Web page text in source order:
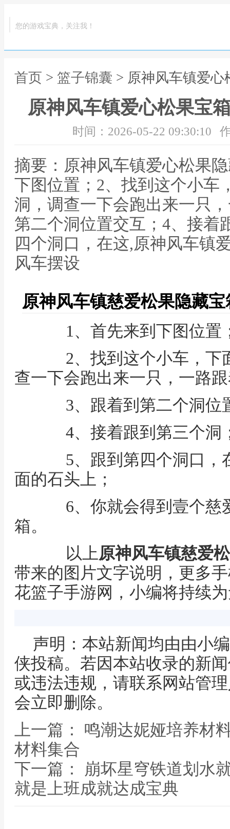
您的游戏宝典，关注我！
首页 > 篮子锦囊 > 原神风车镇爱
原神风车镇爱心松果宝
时间：2026-05-22 09:30:10
摘要：原神风车镇爱心松果
下图位置；2、找到这个小车
洞，调查一下会跑出来一只
第二个洞位置交互；4、接着
四个洞口，在这,原神风车镇
风车摆设
原神风车镇慈爱松果隐藏
1、首先来到下图位置
2、找到这个小车，下
查一下会跑出来一只，一路
3、跟着到第二个洞位
4、接着跟到第三个洞
5、跟到第四个洞口，
面的石头上；
6、你就会得到壹个慈
箱。
以上原神风车镇慈爱
带来的图片文字说明，更多
花篮子手游网，小编将持续
声明：本站新闻均由由小
侠投稿。若因本站收录的新
或违法违规，请联系网站管
会立即删除。
上一篇： 鸣潮达妮娅培养材
材料集合
下一篇： 崩坏星穹铁道划水
就是上班成就达成宝典